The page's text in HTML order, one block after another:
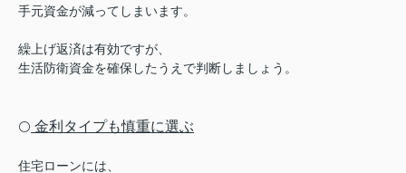
手元資金が減ってしまいます。
繰上げ返済は有効ですが、
生活防衛資金を確保したうえで判断しましょう。
⚪️ 金利タイプも慎重に選ぶ
住宅ローンには、